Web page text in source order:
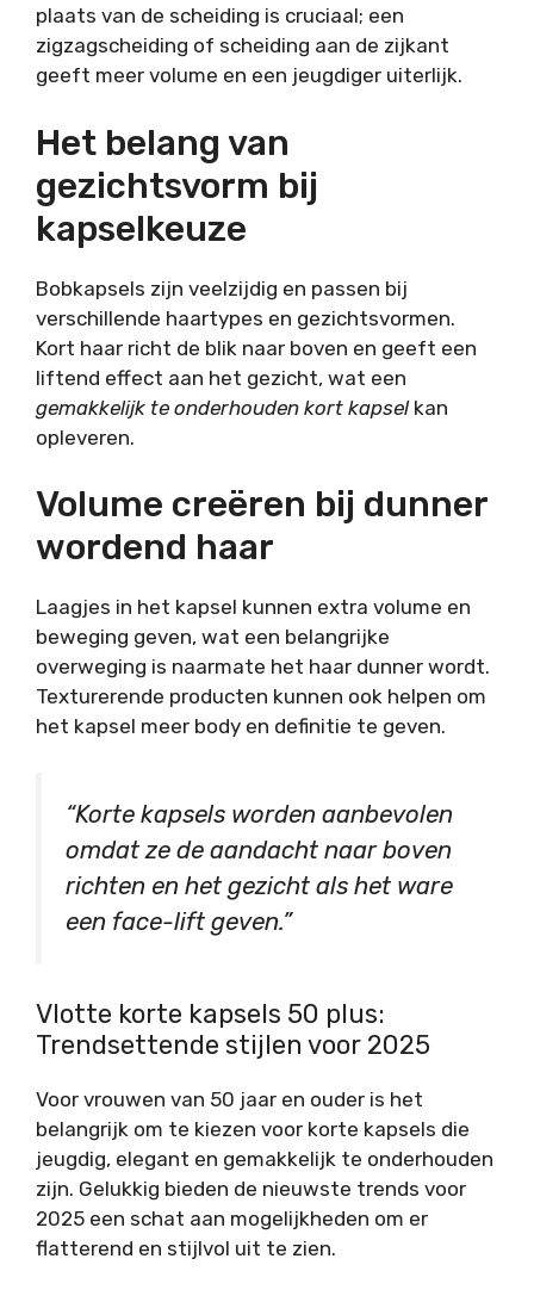
plaats van de scheiding is cruciaal; een
zigzagscheiding of scheiding aan de zijkant
geeft meer volume en een jeugdiger uiterlijk.
Het belang van
gezichtsvorm bij
kapselkeuze
Bobkapsels zijn veelzijdig en passen bij
verschillende haartypes en gezichtsvormen.
Kort haar richt de blik naar boven en geeft een
liftend effect aan het gezicht, wat een
gemakkelijk te onderhouden kort kapselkan
opleveren.
Volume creëren bij dunner
wordend haar
Laagjes in het kapsel kunnen extra volume en
beweging geven, wat een belangrijke
overweging is naarmate het haar dunner wordt.
Texturerende producten kunnen ook helpen om
het kapsel meer body en definitie te geven.
“Korte kapsels worden aanbevolen
omdat ze de aandacht naar boven
richten en het gezicht als het ware
een face-lift geven.”
Vlotte korte kapsels 50 plus:
Trendsettende stijlen voor 2025
Voor vrouwen van 50 jaar en ouder is het
belangrijk om te kiezen voor korte kapsels die
jeugdig, elegant en gemakkelijk te onderhouden
zijn. Gelukkig bieden de nieuwste trends voor
2025 een schat aan mogelijkheden om er
flatterend en stijlvol uit te zien.